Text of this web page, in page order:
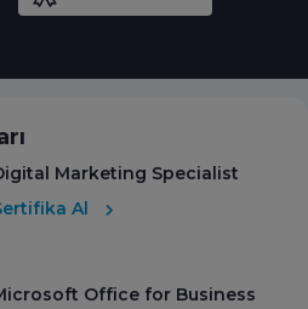
Marketing Specialist
Al
Office for Business